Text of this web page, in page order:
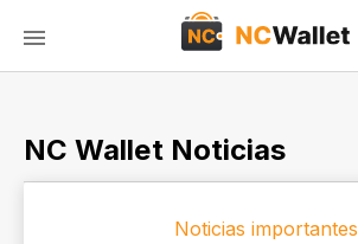
NC Wallet Noticias
Noticias importantes